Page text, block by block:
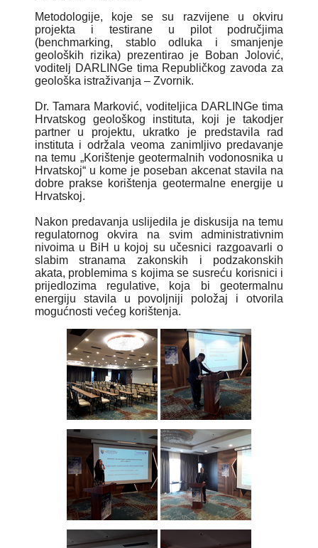
Metodologije, koje se su razvijene u okviru
projekta i testirane u pilot područjima
(benchmarking, stablo odluka i smanjenje
geoloških rizika) prezentirao je Boban Jolović,
voditelj DARLINGe tima Republičkog zavoda za
geološka istraživanja – Zvornik.
Dr. Tamara Marković, voditeljica DARLINGe tima
Hrvatskog geološkog instituta, koji je takodjer
partner u projektu, ukratko je predstavila rad
instituta i održala veoma zanimljivo predavanje
na temu „Korištenje geotermalnih vodonosnika u
Hrvatskoj“ u kome je poseban akcenat stavila na
dobre prakse korištenja geotermalne energije u
Hrvatskoj.
Nakon predavanja uslijedila je diskusija na temu
regulatornog okvira na svim administrativnim
nivoima u BiH u kojoj su učesnici razgoavarli o
slabim stranama zakonskih i podzakonskih
akata, problemima s kojima se susreću korisnici i
prijedlozima regulative, koja bi geotermalnu
energiju stavila u povoljniji položaj i otvorila
mogućnosti većeg korištenja.